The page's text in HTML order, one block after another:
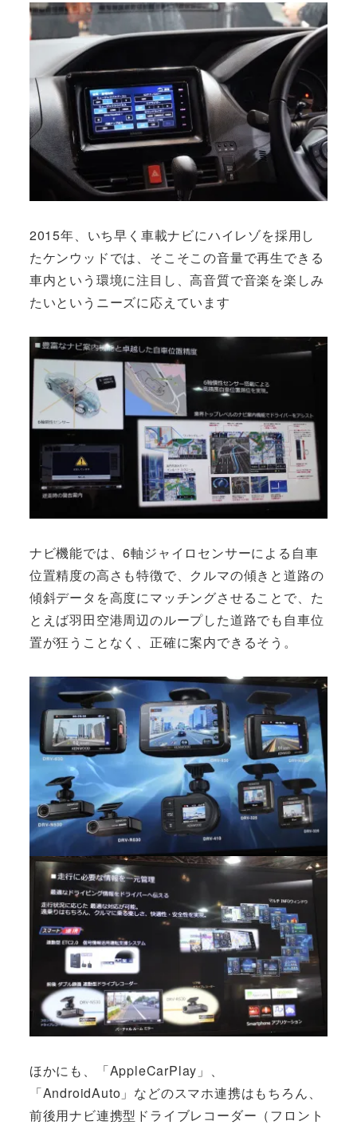
2015年、いち早く車載ナビにハイレゾを採用し
たケンウッドでは、そこそこの音量で再生できる
車内という環境に注目し、高音質で音楽を楽しみ
たいというニーズに応えています
ナビ機能では、6軸ジャイロセンサーによる自車
位置精度の高さも特徴で、クルマの傾きと道路の
傾斜データを高度にマッチングさせることで、た
とえば羽田空港周辺のループした道路でも自車位
置が狂うことなく、正確に案内できるそう。
ほかにも、「AppleCarPlay」、
「AndroidAuto」などのスマホ連携はもちろん、
前後用ナビ連携型ドライブレコーダー（フロント